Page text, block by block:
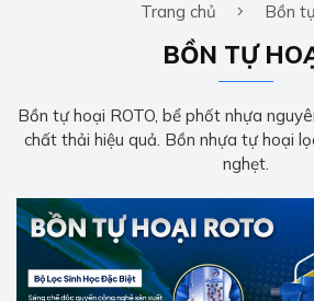
Trang chủ Bồn
BỒN TỰ
Bồn tự hoại ROTO, bể phốt nhựa
chất thải hiệu quả. Bồn nhựa tự hoại
nghẹt.